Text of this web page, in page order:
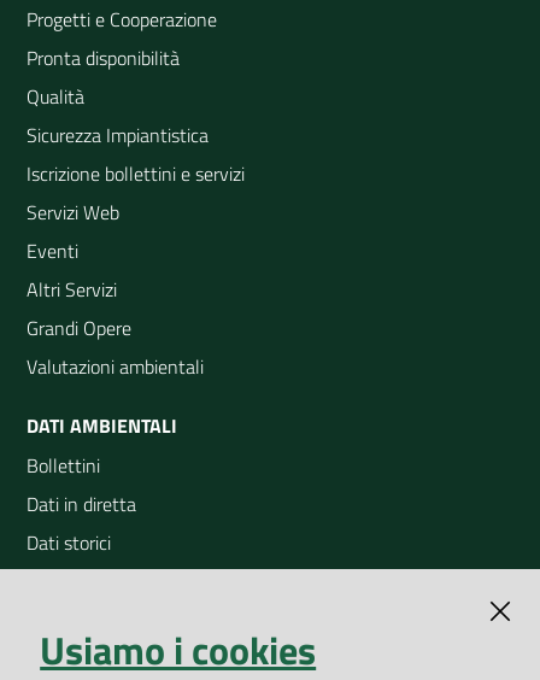
Progetti e Cooperazione
Pronta disponibilità
Qualità
Sicurezza Impiantistica
Iscrizione bollettini e servizi
Servizi Web
Eventi
Altri Servizi
Grandi Opere
Valutazioni ambientali
DATI AMBIENTALI
Bollettini
Dati in diretta
Dati storici
Geoportale
Usiamo i cookies